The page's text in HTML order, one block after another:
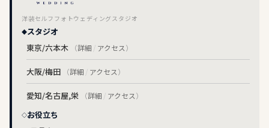
洋装セルフフォトウェディングスタジオ
スタジオ
東京/六本木
（詳細 / アクセス）
大阪/梅田 （詳細 / アクセス）
愛知/名古屋,栄 （詳細 / アクセス）
お役立ち